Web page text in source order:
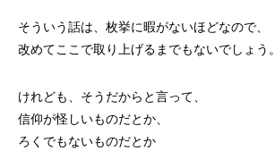
そういう話は、枚挙に暇がないほどなので、
改めてここで取り上げるまでもないでしょう。
けれども、そうだからと言って、
信仰が怪しいものだとか、
ろくでもないものだとか